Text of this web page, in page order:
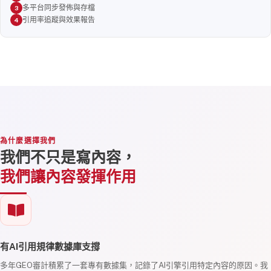
多平台同步發佈與存檔
引用率追蹤與效果報告
為什麼選擇我們
我們不只是寫內容，
我們讓內容發揮作用
有AI引用規律數據庫支撐
多年GEO審計積累了一套專有數據集，記錄了AI引擎引用特定內容的原因。我